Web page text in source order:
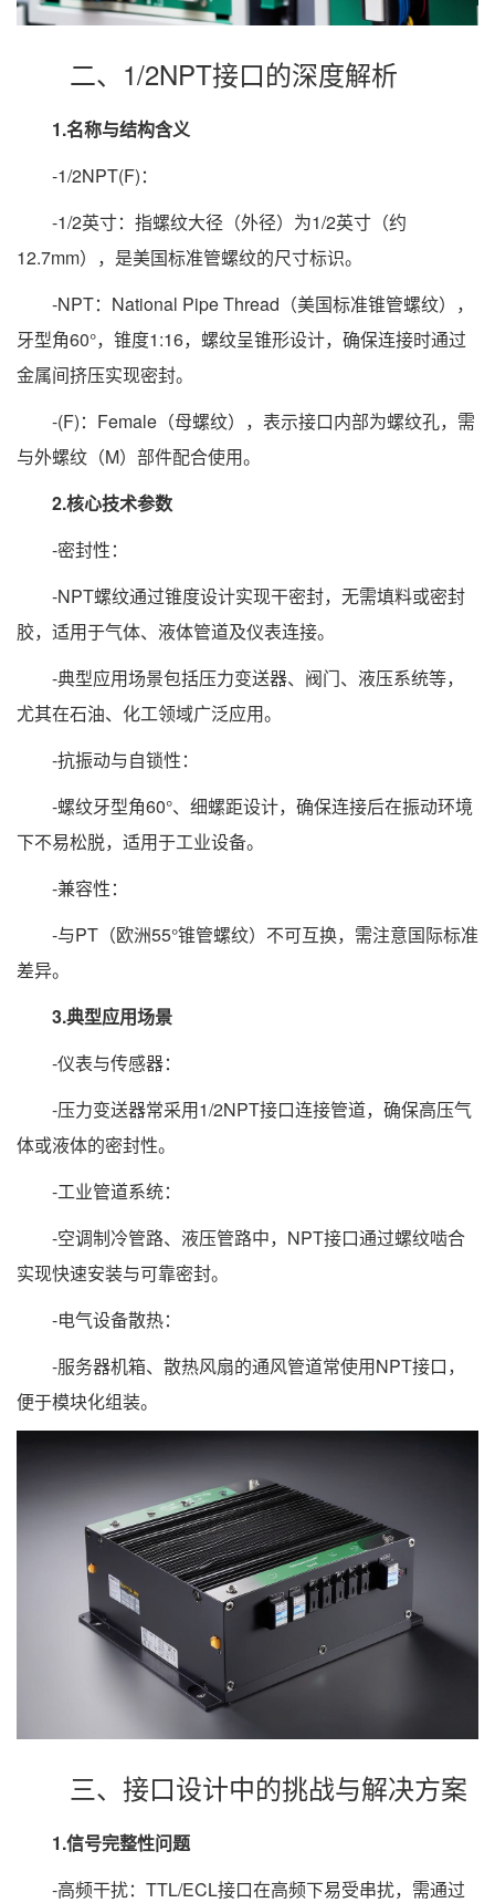
二、1/2NPT接口的深度解析
1.名称与结构含义
-1/2NPT(F)：
-1/2英寸：指螺纹大径（外径）为1/2英寸（约
12.7mm），是美国标准管螺纹的尺寸标识。
-NPT：National Pipe Thread（美国标准锥管螺纹），
牙型角60°，锥度1:16，螺纹呈锥形设计，确保连接时通过
金属间挤压实现密封。
-(F)：Female（母螺纹），表示接口内部为螺纹孔，需
与外螺纹（M）部件配合使用。
2.核心技术参数
-密封性：
-NPT螺纹通过锥度设计实现干密封，无需填料或密封
胶，适用于气体、液体管道及仪表连接。
-典型应用场景包括压力变送器、阀门、液压系统等，
尤其在石油、化工领域广泛应用。
-抗振动与自锁性：
-螺纹牙型角60°、细螺距设计，确保连接后在振动环境
下不易松脱，适用于工业设备。
-兼容性：
-与PT（欧洲55°锥管螺纹）不可互换，需注意国际标准
差异。
3.典型应用场景
-仪表与传感器：
-压力变送器常采用1/2NPT接口连接管道，确保高压气
体或液体的密封性。
-工业管道系统：
-空调制冷管路、液压管路中，NPT接口通过螺纹啮合
实现快速安装与可靠密封。
-电气设备散热：
-服务器机箱、散热风扇的通风管道常使用NPT接口，
便于模块化组装。
三、接口设计中的挑战与解决方案
1.信号完整性问题
-高频干扰：TTL/ECL接口在高频下易受串扰，需通过